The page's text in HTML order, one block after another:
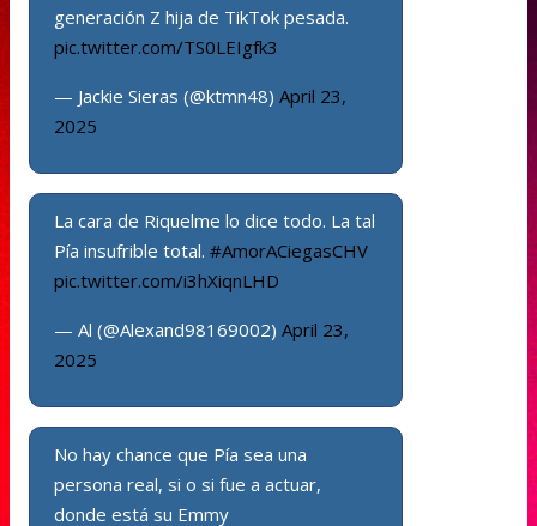
generación Z hija de TikTok pesada.
pic.twitter.com/TS0LEIgfk3
— Jackie Sieras (@ktmn48) April 23,
2025
La cara de Riquelme lo dice todo. La tal
Pía insufrible total. #AmorACiegasCHV
pic.twitter.com/i3hXiqnLHD
— Al (@Alexand98169002) April 23,
2025
No hay chance que Pía sea una
persona real, si o si fue a actuar,
donde está su Emmy